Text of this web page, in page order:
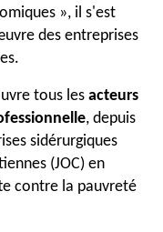
», il s'est
des entreprises
tous les acteurs
, depuis
sidérurgiques
(JOC) en
contre la pauvreté